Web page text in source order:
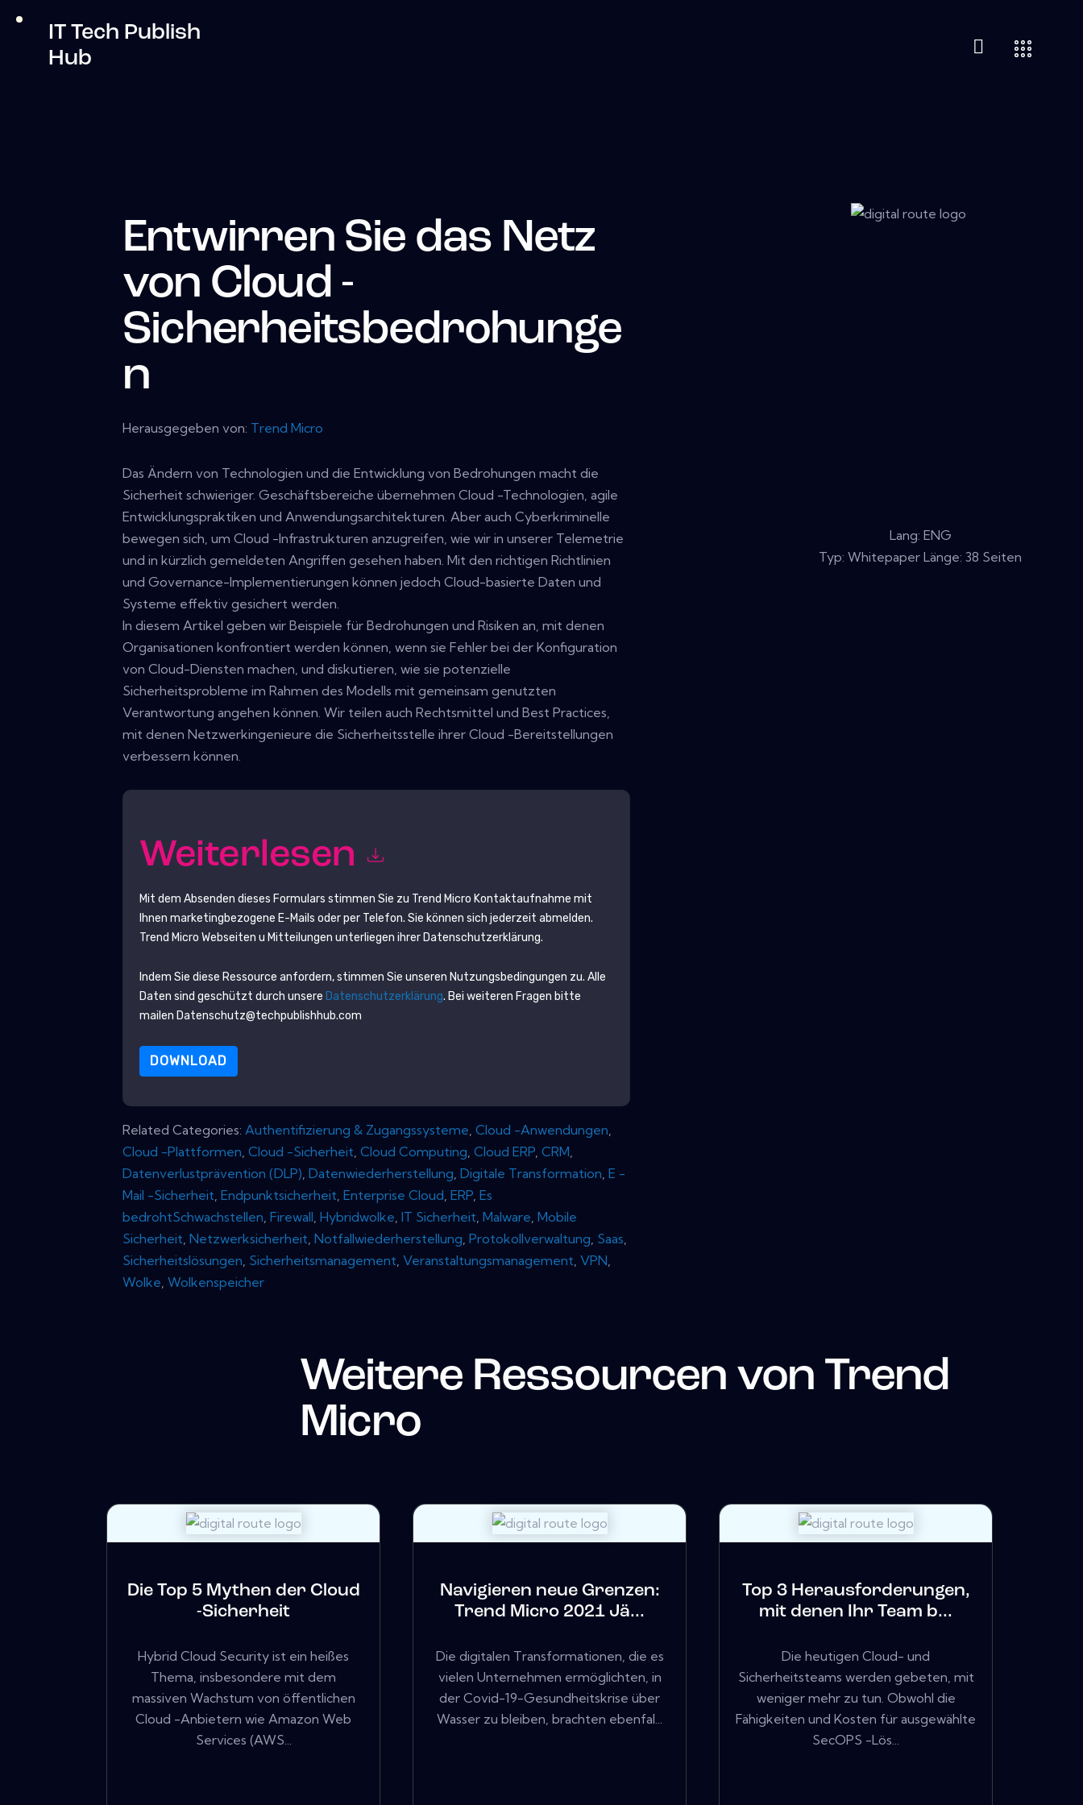
IT Tech Publish
Hub
Entwirren Sie das Netz
von Cloud -
Sicherheitsbedrohunge
n
Herausgegeben von: Trend Micro
Das Ändern von Technologien und die Entwicklung von Bedrohungen macht die
Sicherheit schwieriger. Geschäftsbereiche übernehmen Cloud -Technologien, agile
Entwicklungspraktiken und Anwendungsarchitekturen. Aber auch Cyberkriminelle
bewegen sich, um Cloud -Infrastrukturen anzugreifen, wie wir in unserer Telemetrie
und in kürzlich gemeldeten Angriffen gesehen haben. Mit den richtigen Richtlinien
und Governance-Implementierungen können jedoch Cloud-basierte Daten und
Systeme effektiv gesichert werden.
In diesem Artikel geben wir Beispiele für Bedrohungen und Risiken an, mit denen
Organisationen konfrontiert werden können, wenn sie Fehler bei der Konfiguration
von Cloud-Diensten machen, und diskutieren, wie sie potenzielle
Sicherheitsprobleme im Rahmen des Modells mit gemeinsam genutzten
Verantwortung angehen können. Wir teilen auch Rechtsmittel und Best Practices,
mit denen Netzwerkingenieure die Sicherheitsstelle ihrer Cloud -Bereitstellungen
verbessern können.
Weiterlesen
Mit dem Absenden dieses Formulars stimmen Sie zu Trend Micro Kontaktaufnahme mit
Ihnen marketingbezogene E-Mails oder per Telefon. Sie können sich jederzeit abmelden.
Trend Micro Webseiten u Mitteilungen unterliegen ihrer Datenschutzerklärung.
Indem Sie diese Ressource anfordern, stimmen Sie unseren Nutzungsbedingungen zu. Alle
Daten sind geschützt durch unsere Datenschutzerklärung. Bei weiteren Fragen bitte
mailen Datenschutz@techpublishhub.com
DOWNLOAD
Related Categories: Authentifizierung & Zugangssysteme Cloud -Anwendungen
Cloud -Plattformen Cloud -Sicherheit Cloud Computing Cloud ERP CRM
Datenverlustprävention (DLP) Datenwiederherstellung Digitale Transformation E -
Mail -Sicherheit Endpunktsicherheit Enterprise Cloud ERP Es
bedrohtSchwachstellen Firewall Hybridwolke IT Sicherheit Malware Mobile
Sicherheit Netzwerksicherheit Notfallwiederherstellung Protokollverwaltung Saas
Sicherheitslösungen Sicherheitsmanagement Veranstaltungsmanagement VPN
Wolke Wolkenspeicher
Lang: ENG
Typ: Whitepaper Länge: 38 Seiten
Weitere Ressourcen von Trend
Micro
Die Top 5 Mythen der Cloud
-Sicherheit
Hybrid Cloud Security ist ein heißes
Thema, insbesondere mit dem
massiven Wachstum von öffentlichen
Cloud -Anbietern wie Amazon Web
Services (AWS...
Navigieren neue Grenzen:
Trend Micro 2021 Jä...
Die digitalen Transformationen, die es
vielen Unternehmen ermöglichten, in
der Covid-19-Gesundheitskrise über
Wasser zu bleiben, brachten ebenfal...
Top 3 Herausforderungen,
mit denen Ihr Team b...
Die heutigen Cloud- und
Sicherheitsteams werden gebeten, mit
weniger mehr zu tun. Obwohl die
Fähigkeiten und Kosten für ausgewählte
SecOPS -Lös...